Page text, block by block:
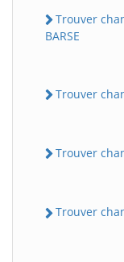
Trouver
BARSE
Trouver
Trouver
Trouver